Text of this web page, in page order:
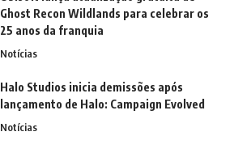
Ghost Recon Wildlands para celebrar os
25 anos da franquia
Notícias
Halo Studios inicia demissões após
lançamento de Halo: Campaign Evolved
Notícias